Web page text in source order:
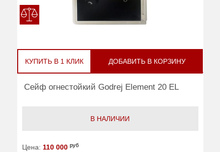
КУПИТЬ В 1 КЛИК ДОБАВИТЬ В КОРЗИНУ
Сейф огнестойкий Godrej Element 20 EL
В НАЛИЧИИ
Цена: 110 000 руб